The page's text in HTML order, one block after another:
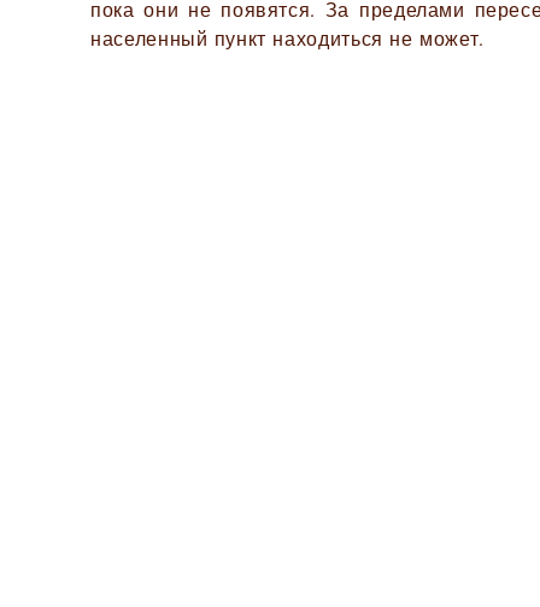
пока они не появятся. За пределами
населенный пункт находиться не может.